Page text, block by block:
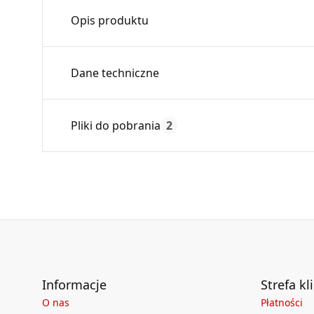
Opis produktu
zredukowanie średnicy kanału głównego
Dane techniczne
Max. temperatura:
Pliki do pobrania 2
Informacje
O nas
Strefa
Płatności